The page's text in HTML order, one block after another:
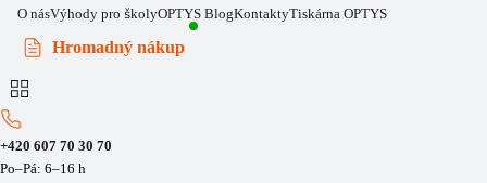
O násVýhody pro školyOPTYS BlogKontaktyTiskárna OPTYS
Hromadný nákup
+420 607 70 30 70
Po–Pá: 6–16 h